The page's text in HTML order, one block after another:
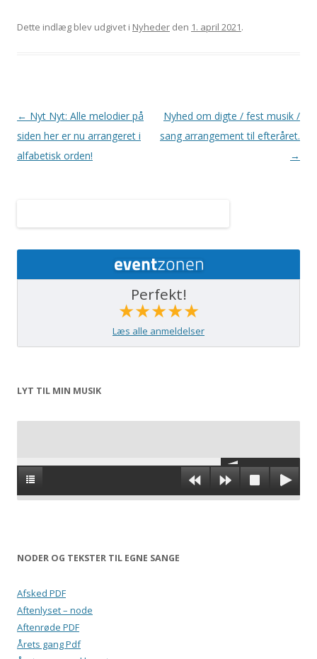
Dette indlæg blev udgivet i Nyheder den 1. april 2021.
Indlægsnavigation
← Nyt Nyt: Alle melodier på
siden her er nu arrangeret i
alfabetisk orden!
Nyhed om digte / fest musik /
sang arrangement til efteråret.
→
Perfekt!
★★★★★
Læs alle anmeldelser
LYT TIL MIN MUSIK
NODER OG TEKSTER TIL EGNE SANGE
Afsked PDF
Aftenlyset – node
Aftenrøde PDF
Årets gang Pdf